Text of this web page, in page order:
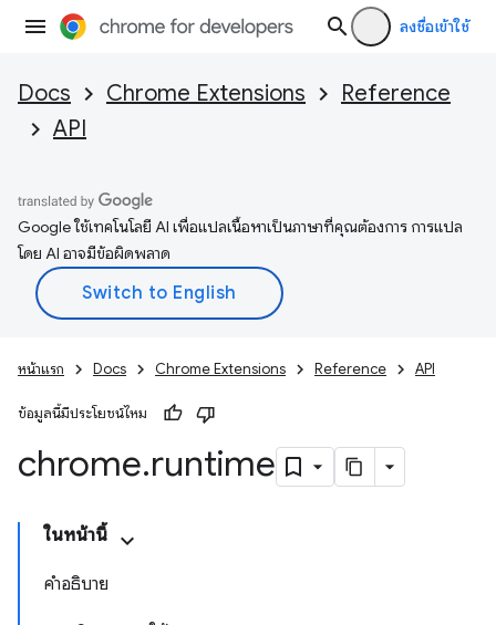
ลงชื่อเข้าใช้
Docs Chrome Extensions
Reference
API
Google ใช้เทคโนโลยี AI เพื่อแปลเนื้อหาเป็นภาษาที่คุณต้องการ การแปล
โดย AI อาจมีข้อผิดพลาด
หน้าแรก Docs Chrome Extensions Reference API
ข้อมูลนี้มีประโยชน์ไหม
chrome.runtime
ในหน้านี้
คำอธิบาย